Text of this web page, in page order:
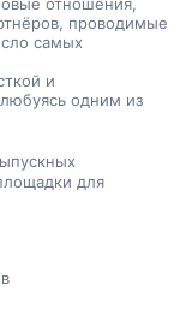
проводимые
самых
и
одним из
для